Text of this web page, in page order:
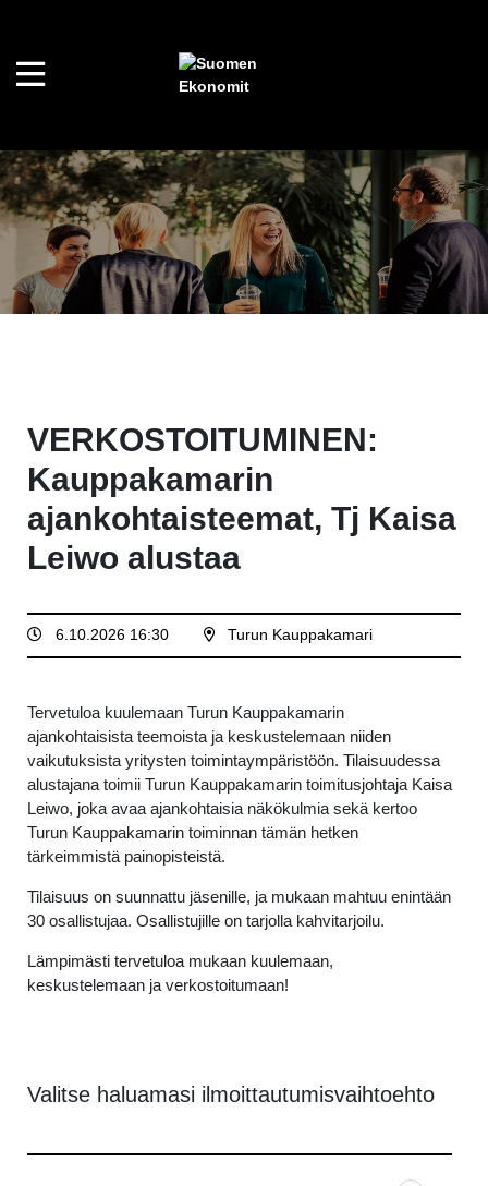
VERKOSTOITUMINEN:
Kauppakamarin
ajankohtaisteemat, Tj Kaisa
Leiwo alustaa
6.10.2026 16:30 Turun Kauppakamari
Tervetuloa kuulemaan Turun Kauppakamarin
ajankohtaisista teemoista ja keskustelemaan niiden
vaikutuksista yritysten toimintaympäristöön. Tilaisuudessa
alustajana toimii Turun Kauppakamarin toimitusjohtaja Kaisa
Leiwo, joka avaa ajankohtaisia näkökulmia sekä kertoo
Turun Kauppakamarin toiminnan tämän hetken
tärkeimmistä painopisteistä.
Tilaisuus on suunnattu jäsenille, ja mukaan mahtuu enintään
30 osallistujaa. Osallistujille on tarjolla kahvitarjoilu.
Lämpimästi tervetuloa mukaan kuulemaan,
keskustelemaan ja verkostoitumaan!
Valitse haluamasi ilmoittautumisvaihtoehto